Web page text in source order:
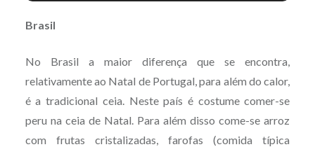
Brasil
No Brasil a maior diferença que se encontra,
relativamente ao Natal de Portugal, para além do calor,
é a tradicional ceia. Neste país é costume comer-se
peru na ceia de Natal. Para além disso come-se arroz
com frutas cristalizadas, farofas (comida típica